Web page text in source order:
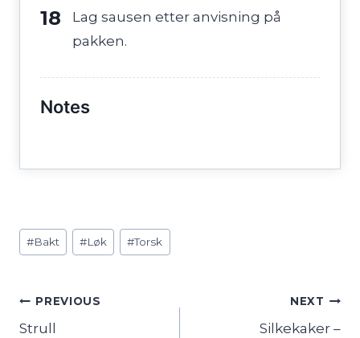
Lag sausen etter anvisning på
pakken.
Notes
Post
Tags:
#Bakt #Løk #Torsk
Innleggsnavigasjon
PREVIOUS
Strull
NEXT
Silkekaker –